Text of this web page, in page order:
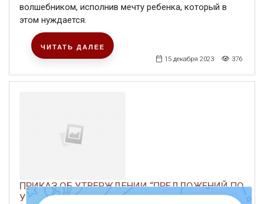
волшебником, исполнив мечту ребенка, который в
этом нуждается.
15 декабря 2023 376
ЧИТАТЬ ДАЛЕЕ
ПРИКАЗ ОБ УТВЕРЖДЕНИИ “ПРЕДЛОЖЕНИЙ ПО
УСТРОЕНИЮ НЕДОСТАТКОВ, ...